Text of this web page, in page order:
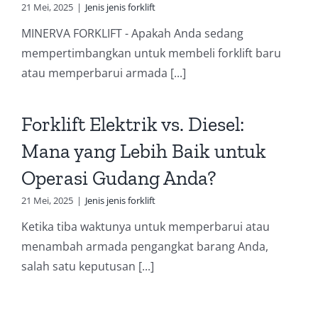
21 Mei, 2025 | Jenis jenis forklift
MINERVA FORKLIFT - Apakah Anda sedang
mempertimbangkan untuk membeli forklift baru
atau memperbarui armada [...]
Forklift Elektrik vs. Diesel:
Mana yang Lebih Baik untuk
Operasi Gudang Anda?
21 Mei, 2025 | Jenis jenis forklift
Ketika tiba waktunya untuk memperbarui atau
menambah armada pengangkat barang Anda,
salah satu keputusan [...]